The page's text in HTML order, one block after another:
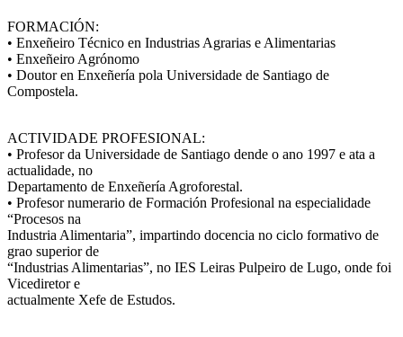
FORMACIÓN:
• Enxeñeiro Técnico en Industrias Agrarias e Alimentarias
• Enxeñeiro Agrónomo
• Doutor en Enxeñería pola Universidade de Santiago de
Compostela.
ACTIVIDADE PROFESIONAL:
• Profesor da Universidade de Santiago dende o ano 1997 e ata a
actualidade, no
Departamento de Enxeñería Agroforestal.
• Profesor numerario de Formación Profesional na especialidade
“Procesos na
Industria Alimentaria”, impartindo docencia no ciclo formativo de
grao superior de
“Industrias Alimentarias”, no IES Leiras Pulpeiro de Lugo, onde foi
Vicediretor e
actualmente Xefe de Estudos.